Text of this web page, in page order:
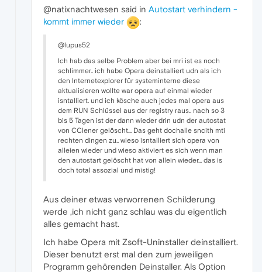
@natixnachtwesen said in Autostart verhindern -
kommt immer wieder
:
@lupus52
Ich hab das selbe Problem aber bei mri ist es noch
schlimmer.. ich habe Opera deinstalliert udn als ich
den Internetexplorer für systeminterne diese
aktualisieren wollte war opera auf einmal wieder
isntalliert. und ich kösche auch jedes mal opera aus
dem RUN Schlüssel aus der registry raus.. nach so 3
bis 5 Tagen ist der dann wieder drin udn der autostat
von CClener gelöscht... Das geht dochalle sncith mti
rechten dingen zu.. wieso isntalliert sich opera von
alleien wieder und wieso aktiviert es sich wenn man
den autostart gelöscht hat von allein wieder... das is
doch total assozial und mistig!
Aus deiner etwas verworrenen Schilderung
werde ,ich nicht ganz schlau was du eigentlich
alles gemacht hast.
Ich habe Opera mit Zsoft-Uninstaller deinstalliert.
Dieser benutzt erst mal den zum jeweiligen
Programm gehörenden Deinstaller. Als Option